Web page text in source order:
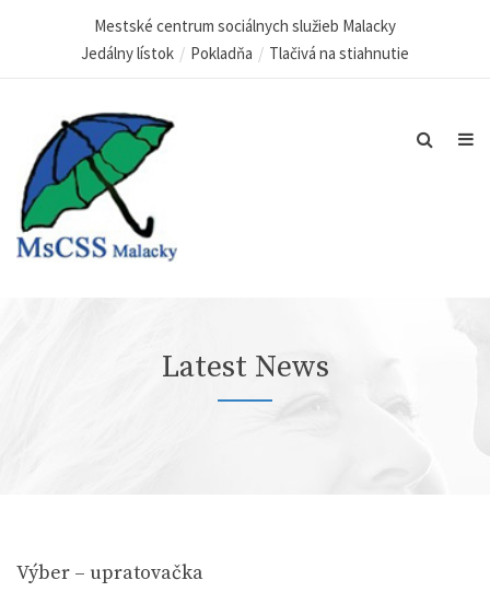
Mestské centrum sociálnych služieb Malacky
Jedálny lístok
Pokladňa Tlačivá na stiahnutie
Latest News
Výber – upratovačka